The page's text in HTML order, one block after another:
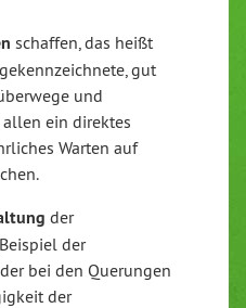
schaffen, das heißt
gut
und
ein direktes
Warten auf
der
der
bei den Querungen
der